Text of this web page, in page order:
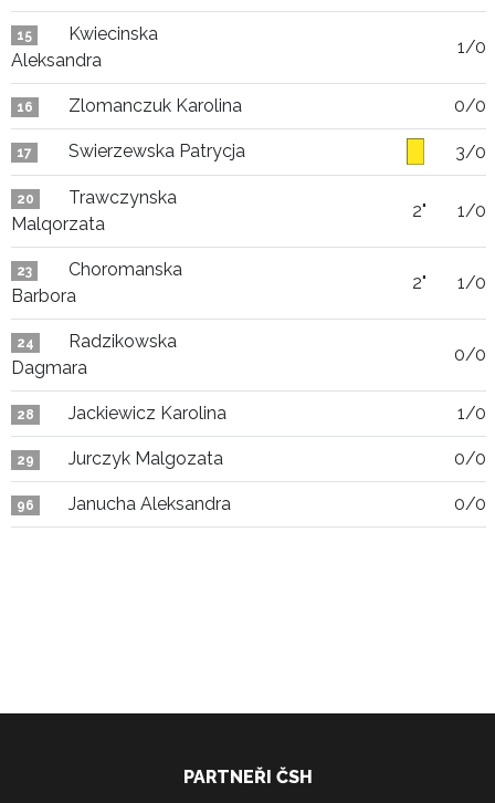
15
Kwiecinska
Aleksandra
1/0
16 Zlomanczuk Karolina 0/0
17 Swierzewska Patrycja 3/0
20
Trawczynska
Malqorzata
2" 1/0
23
Choromanska
Barbora
2" 1/0
24
Radzikowska
Dagmara
0/0
28 Jackiewicz Karolina 1/0
29 Jurczyk Malgozata 0/0
96 Janucha Aleksandra 0/0
PARTNEŘI ČSH